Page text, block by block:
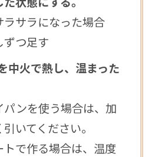
サラになった場合
ずつ足す
中火で熱し、温まった
パンを使う場合は、加
いてください。
トで作る場合は、温度